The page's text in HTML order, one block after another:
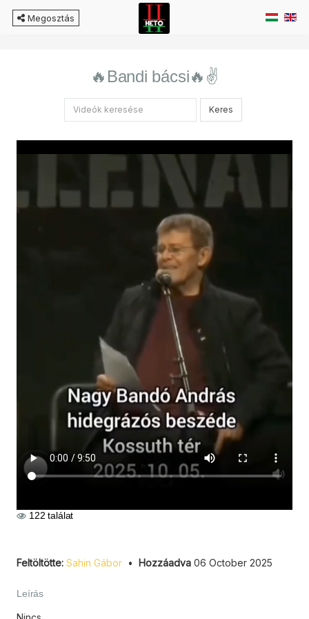
Megosztás
🔥Bandi bácsi🔥✌️
Keres
122 találat
Feltöltötte: Sahin Gábor • Hozzáadva 06 October 2025
Leírás